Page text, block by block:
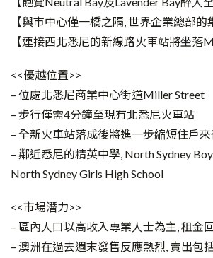
【與市中心僅一橋之隔, 世界企業總部的
【連接西北悉尼的新線路火車站將坐落
<<優越位置>>
– 位處北悉尼商業中心街道Miller Street
– 步行僅需4分鐘至現有北悉尼火車站
– 全新火車站落成後將進一步縮短住戶
– 鄰近悉尼的精英中學, North Sydney
North Sydney Girls High School
<<市場潛力>>
– 區內人口以高收入專業人士為主, 租金
– 澳洲在過去週末發售反應熱烈, 賣出包